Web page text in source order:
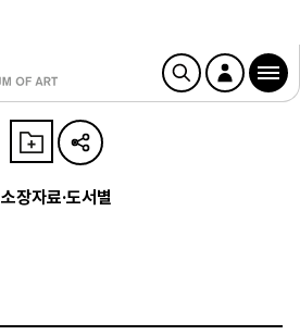
소장자료·도서별